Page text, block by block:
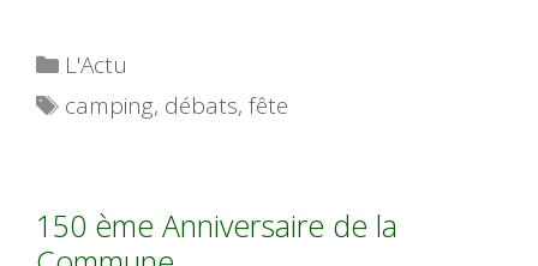
Catégories
L'Actu
Étiquettes
camping, débats,fête
150 ème Anniversaire de la